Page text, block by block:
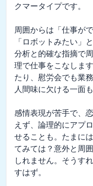
クマータイプです。
周囲からは「仕事が
「ロボットみたい」
分析と的確な指摘で
理で仕事をこなしま
たり、慰労会でも業
人間味に欠ける一面も
感情表現が苦手で、
えず、論理的にアプ
せることも。たまに
てみては？意外と周
しれません。そうす
すはず。